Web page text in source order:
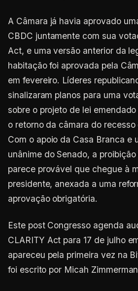
A Câmara já havia aprovado
CBDC juntamente com sua
Act, e uma versão anterior da
habitação foi aprovada pela
em fevereiro. Líderes
sinalizaram planos para uma
sobre o projeto de lei
o retorno da câmara do recesso
Com o apoio da Casa Branca e
unânime do Senado, a
parece provável que chegue à
presidente, anexada a uma
aprovação obrigatória.
Este post Congresso agenda
CLARITY Act para 17 de julho
apareceu pela primeira vez na
foi escrito por Micah